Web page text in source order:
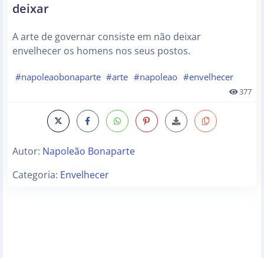
deixar
A arte de governar consiste em não deixar
envelhecer os homens nos seus postos.
#napoleaobonaparte #arte #napoleao #envelhecer
377
Autor: Napoleão Bonaparte
Categoria: Envelhecer